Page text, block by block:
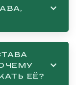
ЕЁ?